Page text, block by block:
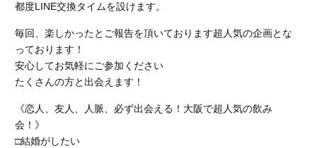
都度LINE交換タイムを設けます。
毎回、楽しかったとご報告を頂いております超人気の企画とな
っております！
安心してお気軽にご参加ください
たくさんの方と出会えます！
《恋人、友人、人脈、必ず出会える！大阪で超人気の飲み
会！》
□結婚がしたい